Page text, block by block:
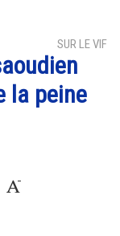
SUR LE VIF
la peine